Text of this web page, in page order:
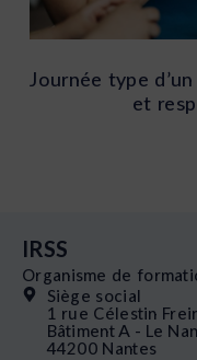
Journée type
et
IRSS
Organisme de
Siège social
1 rue Célestin
Bâtiment A - Le
44200 Nantes